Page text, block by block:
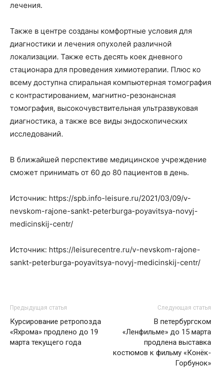
лечения.
Также в центре созданы комфортные условия для
диагностики и лечения опухолей различной
локализации. Также есть десять коек дневного
стационара для проведения химиотерапии. Плюс ко
всему доступна спиральная компьютерная томография
с контрастированием, магнитно-резонансная
томография, высокочувствительная ультразвуковая
диагностика, а также все виды эндоскопических
исследований.
В ближайшей перспективе медицинское учреждение
сможет принимать от 60 до 80 пациентов в день.
Источник: https://spb.info-leisure.ru/2021/03/09/v-
nevskom-rajone-sankt-peterburga-poyavitsya-novyj-
medicinskij-centr/
Источник: https://leisurecentre.ru/v-nevskom-rajone-
sankt-peterburga-poyavitsya-novyj-medicinskij-centr/
Предыдущая статья
Курсирование ретропозда
«Яхрома» продлено до 19
марта текущего года
Следующая статья
В петербургском
«Ленфильме» до 15 марта
продлена выставка
костюмов к фильму «Конёк-
Горбунок»